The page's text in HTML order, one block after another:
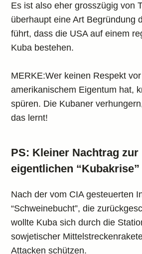
Es ist also eher grosszügig von
überhaupt eine Art Begründung
führt, dass die USA auf einem
Kuba bestehen.
MERKE:Wer keinen Respekt
amerikanischem Eigentum hat,
spüren. Die Kubaner
das lernt!
PS: Kleiner Nachtrag zur
eigentlichen “Kubakrise”
Nach der vom CIA gesteuerten
“Schweinebucht”, die
wollte Kuba sich durch die
sowjetischer
Attacken schützen.